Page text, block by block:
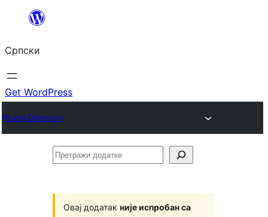
Скочи
садржај
Српски
Get WordPress
Plugin Directory
Претражи
Овај додатак није испробан са